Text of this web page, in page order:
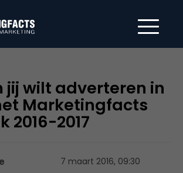
jij wilt adverteren in
Marketingfacts
2016-2017
7 maart 2016, 09:30